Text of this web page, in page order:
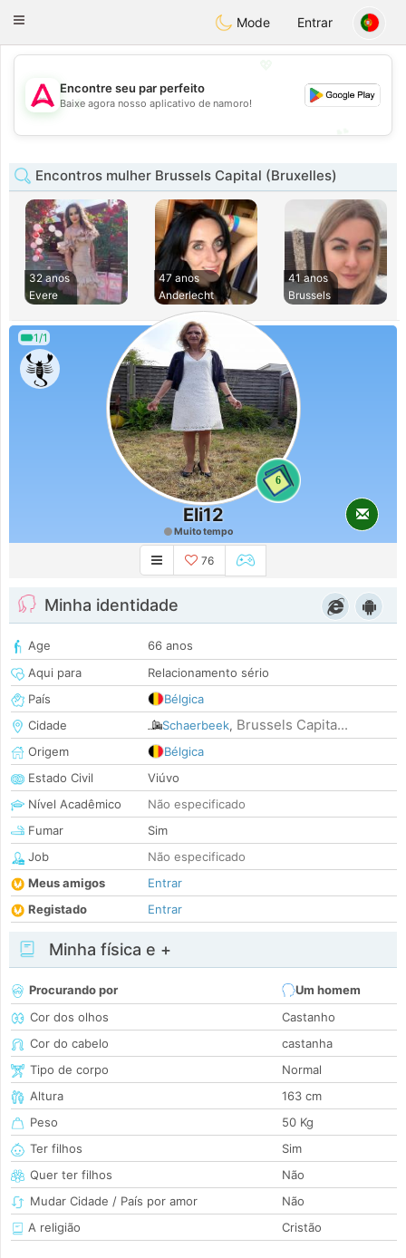
Tantôt
Toggle
Mode Entrar
💖
💕
Encontre seu par perfeito
Baixe agora nosso aplicativo de namoro!
Encontros mulher Brussels Capital (Bruxelles)
32 anos
Evere
47 anos
Anderlecht
41 anos
Brussels
1/1
6
Eli12
Muito tempo
76
Minha identidade
Age
66 anos
Aqui para
Relacionamento sério
País
Bélgica
Cidade
Schaerbeek, Brussels Capita...
Origem
Bélgica
Estado Civil
Viúvo
Nível Acadêmico
Não especificado
Fumar
Sim
Job
Não especificado
Meus amigos
Entrar
Registado
Entrar
Minha física e +
Procurando por
Um homem
Cor dos olhos
Castanho
Cor do cabelo
castanha
Tipo de corpo
Normal
Altura
163 cm
Peso
50 Kg
Ter filhos
Sim
Quer ter filhos
Não
Mudar Cidade / País por amor
Não
A religião
Cristão